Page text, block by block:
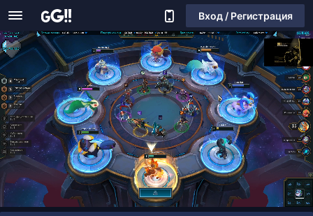
Вход / Регистрация